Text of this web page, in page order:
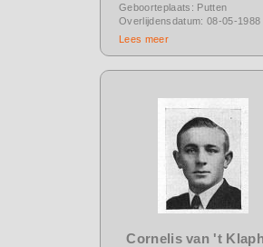
Geboorteplaats: Putten
Overlijdensdatum: 08-05-1988
Lees meer
Cornelis van 't